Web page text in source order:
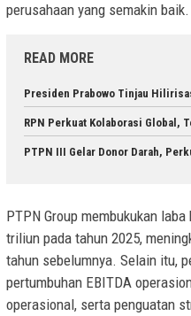
perusahaan yang semakin baik.
READ MORE
Presiden Prabowo Tinjau
RPN Perkuat Kolaborasi Global,
PTPN III Gelar Donor Darah,
PTPN Group membukukan
triliun pada tahun 2025,
tahun sebelumnya. Selain itu,
pertumbuhan EBITDA
operasional, serta penguatan